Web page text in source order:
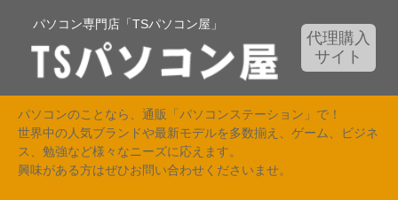
パソコン専門店「TSパソコン屋」
代理購入
サイト
パソコンのことなら、通販「パソコンステーション」で！
世界中の人気ブランドや最新モデルを多数揃え、ゲーム、ビジネ
ス、勉強など様々なニーズに応えます。
興味がある方はぜひお問い合わせくださいませ。